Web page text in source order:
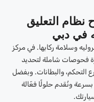
التعليق
في دبي
وسلامة ركابها. في مركز
فحوصات شاملة لتحديد
التحكم، والبطانات. وبفضل
ونُقدم حلولًا فعّالة